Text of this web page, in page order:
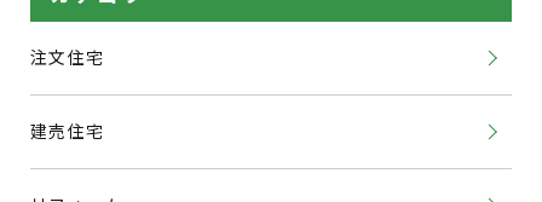
注文住宅
建売住宅